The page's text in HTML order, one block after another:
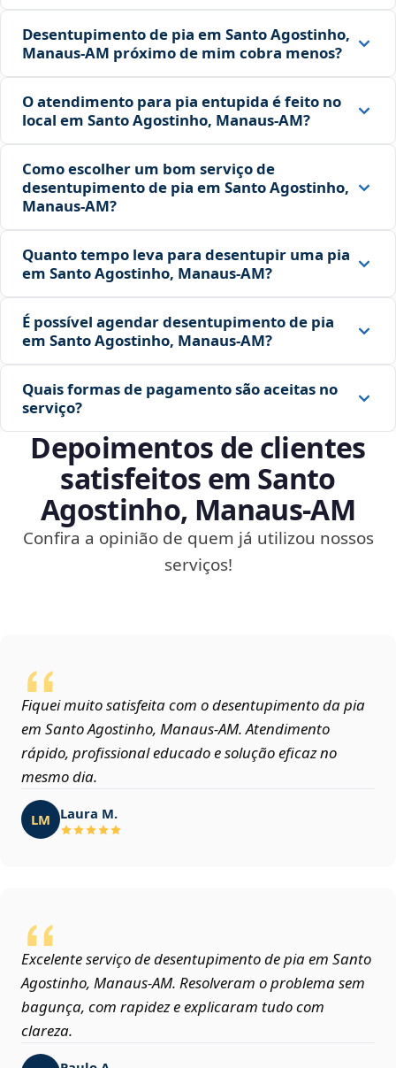
Desentupimento de pia em Santo Agostinho,
Manaus‑AM próximo de mim cobra menos?
O atendimento para pia entupida é feito no
local em Santo Agostinho, Manaus‑AM?
Como escolher um bom serviço de
desentupimento de pia em Santo Agostinho,
Manaus‑AM?
Quanto tempo leva para desentupir uma pia
em Santo Agostinho, Manaus‑AM?
É possível agendar desentupimento de pia
em Santo Agostinho, Manaus‑AM?
Quais formas de pagamento são aceitas no
serviço?
Depoimentos de clientes
satisfeitos em Santo
Agostinho, Manaus‑AM
Confira a opinião de quem já utilizou nossos
serviços!
Fiquei muito satisfeita com o desentupimento da pia
em Santo Agostinho, Manaus‑AM. Atendimento
rápido, profissional educado e solução eficaz no
mesmo dia.
LM Laura M.
Excelente serviço de desentupimento de pia em Santo
Agostinho, Manaus‑AM. Resolveram o problema sem
bagunça, com rapidez e explicaram tudo com
clareza.